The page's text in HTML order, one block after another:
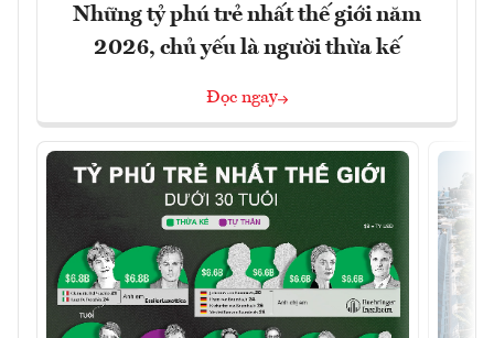
Những tỷ phú trẻ nhất thế giới năm
2026, chủ yếu là người thừa kế
Đọc ngay